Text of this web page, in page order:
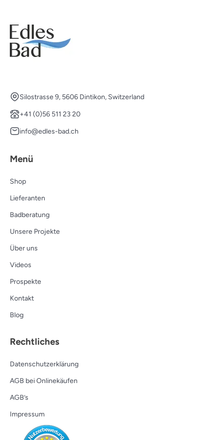
Silostrasse 9, 5606 Dintikon, Switzerland
+41 (0)56 511 23 20
info@edles-bad.ch
Menü
Shop
Lieferanten
Badberatung
Unsere Projekte
Über uns
Videos
Prospekte
Kontakt
Blog
Rechtliches
Datenschutzerklärung
AGB bei Onlinekäufen
AGB’s
Impressum